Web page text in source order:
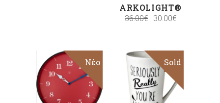
ARKOLIGHT®
36.00€ 30.00€
Νέο
ΠΡΟΣΘΉΚΗ
ΣΤΟ ΚΑΛΆΘΙ
Sold
Διαβάστε
περισσότερα